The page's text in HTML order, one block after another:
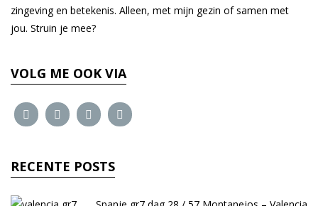
zingeving en betekenis. Alleen, met mijn gezin of samen met
jou. Struin je mee?
VOLG ME OOK VIA
RECENTE POSTS